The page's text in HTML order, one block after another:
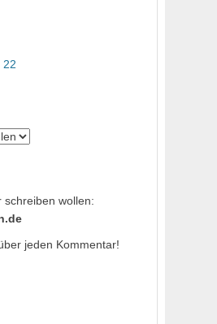
22
schreiben wollen:
jeden Kommentar!